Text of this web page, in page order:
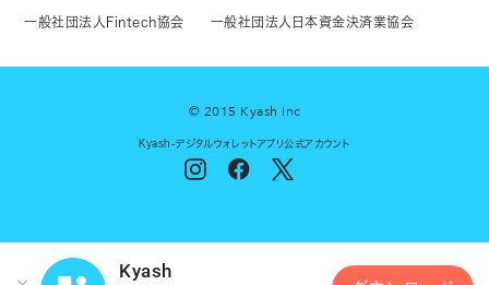
一般社団法人Fintech協会 一般社団法人日本資金決済業協会
© 2015 Kyash Inc
Kyash-デジタルウォレットアプリ公式アカウント
Kyash